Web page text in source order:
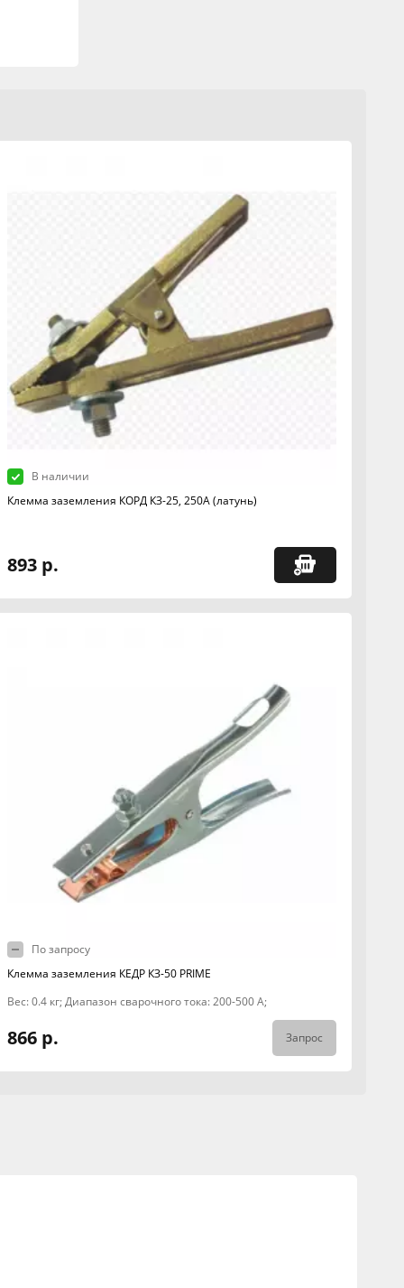
В наличии
Клемма заземления КОРД КЗ-25, 250А (латунь)
893 р.
По запросу
Клемма заземления КЕДР КЗ-50 PRIME
Вес: 0.4 кг; Диапазон сварочного тока: 200-500 А;
866 р. Запрос